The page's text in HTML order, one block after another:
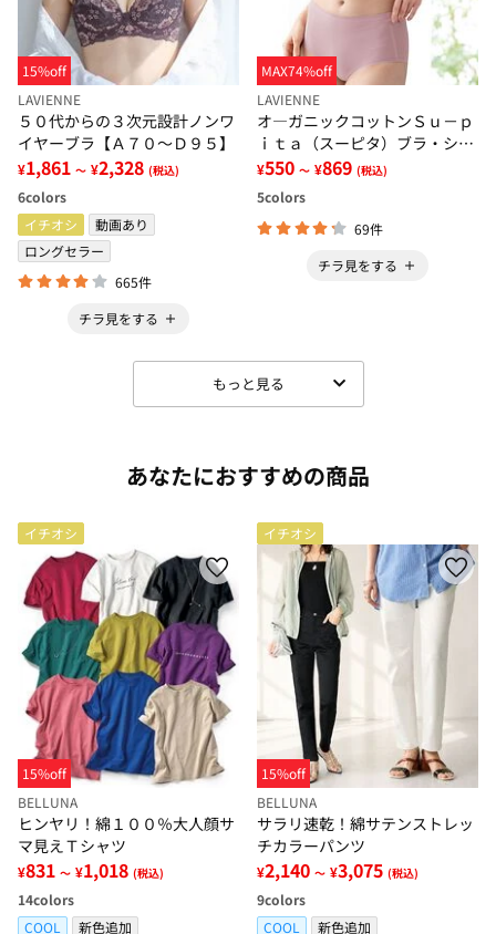
15%off
LAVIENNE
５０代からの３次元設計ノンワ
イヤーブラ【Ａ７０～Ｄ９５】
¥1,861 ～ ¥2,328 (税込)
6colors
イチオシ
動画あり
ロングセラー
665件
チラ見をする
MAX74%off
LAVIENNE
オ―ガニックコットンＳｕ－ｐ
ｉｔａ（スーピタ）ブラ・ショ
ーツ（別売）
¥550 ～ ¥869 (税込)
5colors
69件
チラ見をする
もっと見る
あなたにおすすめの商品
イチオシ
15%off
BELLUNA
ヒンヤリ！綿１００％大人顔サ
マ見えＴシャツ
¥831 ～ ¥1,018 (税込)
14colors
COOL
新色追加
イチオシ
15%off
BELLUNA
サラリ速乾！綿サテンストレッ
チカラーパンツ
¥2,140 ～ ¥3,075 (税込)
9colors
COOL
新色追加